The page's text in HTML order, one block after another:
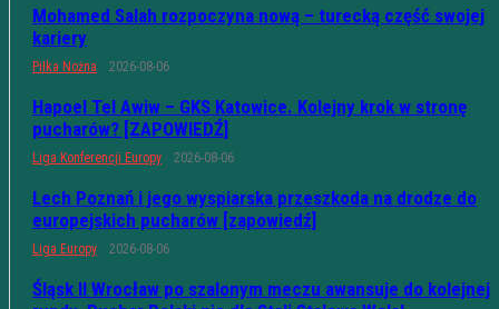
Mohamed Salah rozpoczyna nową – turecką część swojej
kariery
Piłka Nożna 2026-08-06
Hapoel Tel Awiw – GKS Katowice. Kolejny krok w stronę
pucharów? [ZAPOWIEDŹ]
Liga Konferencji Europy 2026-08-06
Lech Poznań i jego wyspiarska przeszkoda na drodze do
europejskich pucharów [zapowiedź]
Liga Europy 2026-08-06
Śląsk II Wrocław po szalonym meczu awansuje do kolejnej